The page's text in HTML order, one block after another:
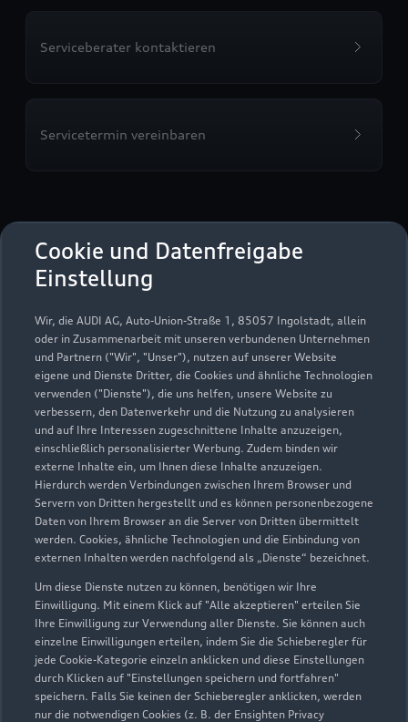
Cookie und Datenfreigabe
Einstellung
Wir, die AUDI AG, Auto-Union-Straße 1, 85057 Ingolstadt, allein
oder in Zusammenarbeit mit unseren verbundenen Unternehmen
und Partnern ("Wir", "Unser"), nutzen auf unserer Website
eigene und Dienste Dritter, die Cookies und ähnliche Technologien
verwenden ("Dienste"), die uns helfen, unsere Website zu
verbessern, den Datenverkehr und die Nutzung zu analysieren
und auf Ihre Interessen zugeschnittene Inhalte anzuzeigen,
einschließlich personalisierter Werbung. Zudem binden wir
externe Inhalte ein, um Ihnen diese Inhalte anzuzeigen.
Hierdurch werden Verbindungen zwischen Ihrem Browser und
Servern von Dritten hergestellt und es können personenbezogene
Daten von Ihrem Browser an die Server von Dritten übermittelt
werden. Cookies, ähnliche Technologien und die Einbindung von
externen Inhalten werden nachfolgend als „Dienste“ bezeichnet.
Um diese Dienste nutzen zu können, benötigen wir Ihre
Einwilligung. Mit einem Klick auf "Alle akzeptieren" erteilen Sie
Ihre Einwilligung zur Verwendung aller Dienste. Sie können auch
einzelne Einwilligungen erteilen, indem Sie die Schieberegler für
jede Cookie-Kategorie einzeln anklicken und diese Einstellungen
durch Klicken auf "Einstellungen speichern und fortfahren"
speichern. Falls Sie keinen der Schieberegler anklicken, werden
nur die notwendigen Cookies (z. B. der Ensighten Privacy
Serviceberater kontaktieren
Servicetermin vereinbaren
Autohaus Otto Model
GmbH & Co. KG
Brettheimer Straße 18
74572 Blaufelden
07953 98980
info@autohaus-model.de